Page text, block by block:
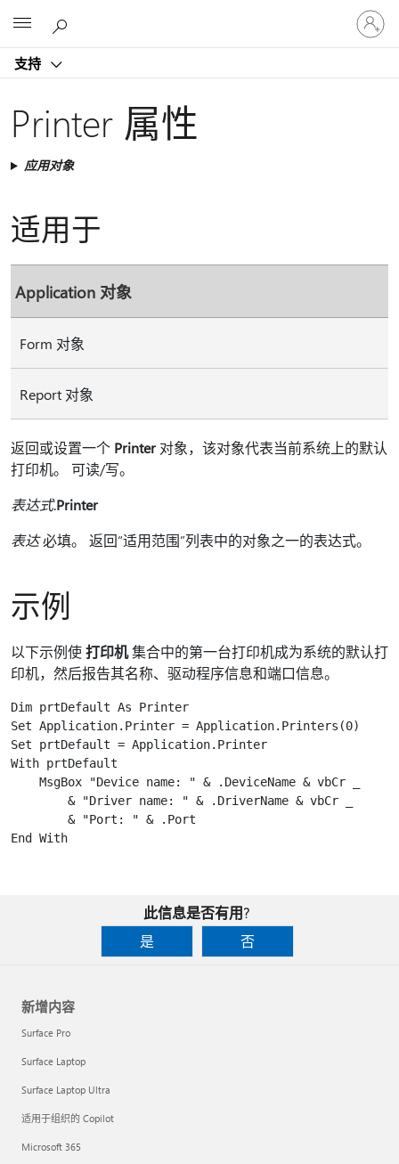
支持
请
登
录
Printer 属性
应用对象
适用于
Application 对象
Form 对象
Report 对象
返回或设置一个 Printer对象，该对象代表当前系统上的默认
打印机。 可读/写。
表达式.Printer
表达必填。 返回“适用范围”列表中的对象之一的表达式。
示例
以下示例使打印机集合中的第一台打印机成为系统的默认打
印机，然后报告其名称、驱动程序信息和端口信息。
Dim prtDefault As Printer
Set Application.Printer = Application.Printers(0)
Set prtDefault = Application.Printer
With prtDefault
    MsgBox "Device name: " & .DeviceName & vbCr _
        & "Driver name: " & .DriverName & vbCr _
        & "Port: " & .Port
End With
此信息是否有用?
是
否
新增内容
Surface Pro
Surface Laptop
Surface Laptop Ultra
适用于组织的 Copilot
Microsoft 365